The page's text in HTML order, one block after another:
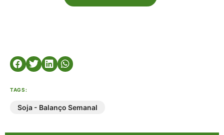
TAGS:
Soja - Balanço Semanal